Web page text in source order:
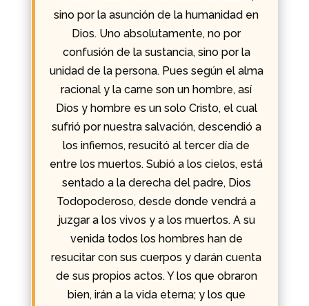
sino por la asunción de la humanidad en
Dios. Uno absolutamente, no por
confusión de la sustancia, sino por la
unidad de la persona. Pues según el alma
racional y la carne son un hombre, así
Dios y hombre es un solo Cristo, el cual
sufrió por nuestra salvación, descendió a
los infiernos, resucitó al tercer día de
entre los muertos. Subió a los cielos, está
sentado a la derecha del padre, Dios
Todopoderoso, desde donde vendrá a
juzgar a los vivos y a los muertos. A su
venida todos los hombres han de
resucitar con sus cuerpos y darán cuenta
de sus propios actos. Y los que obraron
bien, irán a la vida eterna; y los que